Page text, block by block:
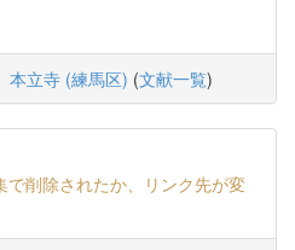
本立寺 (練馬区) (文献一覧)
で削除されたか、リンク先が変